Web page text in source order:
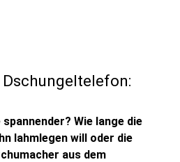
Wie lange die
lahmlegen will oder die
aus dem